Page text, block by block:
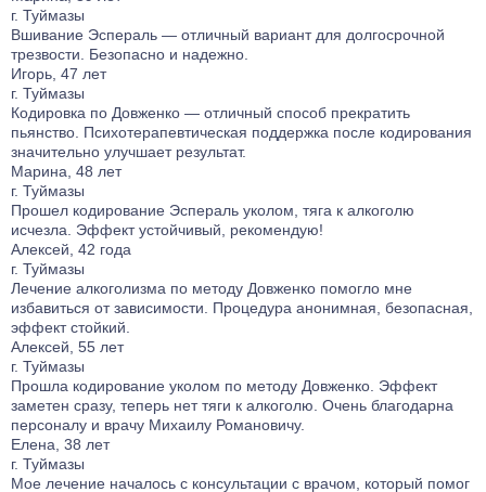
г. Туймазы
Вшивание Эспераль — отличный вариант для долгосрочной
трезвости. Безопасно и надежно.
Игорь, 47 лет
г. Туймазы
Кодировка по Довженко — отличный способ прекратить
пьянство. Психотерапевтическая поддержка после кодирования
значительно улучшает результат.
Марина, 48 лет
г. Туймазы
Прошел кодирование Эспераль уколом, тяга к алкоголю
исчезла. Эффект устойчивый, рекомендую!
Алексей, 42 года
г. Туймазы
Лечение алкоголизма по методу Довженко помогло мне
избавиться от зависимости. Процедура анонимная, безопасная,
эффект стойкий.
Алексей, 55 лет
г. Туймазы
Прошла кодирование уколом по методу Довженко. Эффект
заметен сразу, теперь нет тяги к алкоголю. Очень благодарна
персоналу и врачу Михаилу Романовичу.
Елена, 38 лет
г. Туймазы
Мое лечение началось с консультации с врачом, который помог